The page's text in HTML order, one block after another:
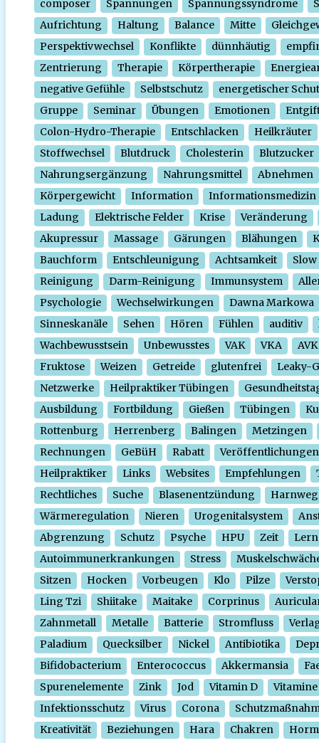
composer Spannungen Spannungssyndrome
Aufrichtung
Haltung Balance Mitte
Perspektivwechsel
Konflikte dünnhäutig
Zentrierung
Therapie Körpertherapie
negative Gefühle
Selbstschutz
energetischer
Gruppe
Seminar Übungen Emotionen
Colon-Hydro-Therapie
Entschlacken
Heilkräuter
Stoffwechsel
Blutdruck Cholesterin
Blutzucker
Nahrungsergänzung
Nahrungsmittel
Abnehmen
Körpergewicht
Information
Informationsmedizin
Ladung
Elektrische Felder Krise
Veränderung
Akupressur
Massage Gärungen Blähungen
Bauchform
Entschleunigung Achtsamkeit
Slow
Reinigung
Darm-Reinigung Immunsystem
Psychologie
Wechselwirkungen
Dawna Markowa
Sinneskanäle
Sehen Hören Fühlen auditiv
Wachbewusstsein
Unbewusstes VAK VKA
AVK
Fruktose
Weizen Getreide glutenfrei
Leaky-
Netzwerke
Heilpraktiker Tübingen
Ausbildung
Fortbildung Gießen Tübingen
Rottenburg
Herrenberg Balingen
Metzingen
Rechnungen
GeBüH Rabatt
Veröffentlichungen
Heilpraktiker
Links Websites Empfehlungen
Rechtliches
Suche Blasenentzündung
Wärmeregulation
Nieren Urogenitalsystem
Abgrenzung
Schutz Psyche HPU Zeit
Autoimmunerkrankungen
Stress
Sitzen
Hocken Vorbeugen Klo Pilze
Ling Tzi
Shiitake Maitake Corprinus
Zahnmetall
Metalle Batterie Stromfluss
Paladium
Quecksilber Nickel Antibiotika
Bifidobacterium
Enterococcus Akkermansia
Spurenelemente
Zink Jod Vitamin D
Vitamine
Infektionsschutz
Virus Corona
Kreativität
Beziehungen Hara Chakren